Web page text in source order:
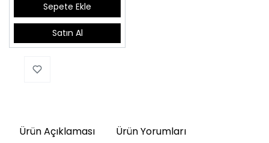
Sepete Ekle
Satın Al
Ürün Açıklaması Ürün Yorumları